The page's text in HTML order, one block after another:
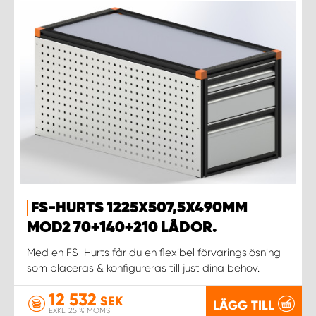
FS-HURTS 1225X507,5X490MM
MOD2 70+140+210 LÅDOR.
Med en FS-Hurts får du en flexibel förvaringslösning
som placeras & konfigureras till just dina behov.
12 532 SEK
EXKL. 25 % MOMS LÄGG TILL